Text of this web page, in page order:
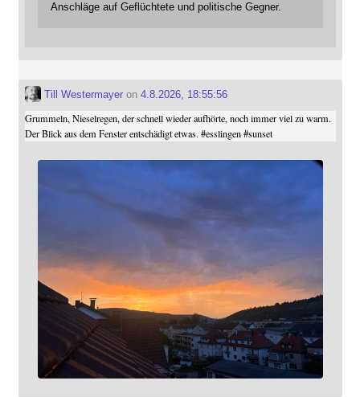
Anschläge auf Geflüchtete und politische Gegner.
Till Westermayeron 4.8.2026, 18:55:56
Grummeln, Nieselregen, der schnell wieder aufhörte, noch immer viel zu warm.
Der Blick aus dem Fenster entschädigt etwas.#esslingen #sunset